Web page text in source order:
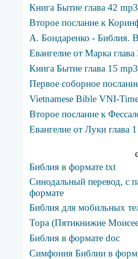
Книга Бытие глава 42 mp3
Второе послание к
А. Бондаренко - Библия.
Евангелие от Марка
Книга Бытие глава 15 mp3
Первое соборное
Vietnamese Bible VNI-
Второе послание к
Евангелие от Луки глава
Библия в формате txt
Синодальный перевод, с
формате
Библия для мобильных
Тора (Пятикнижие
Библия в формате doc
Симфония Библии в